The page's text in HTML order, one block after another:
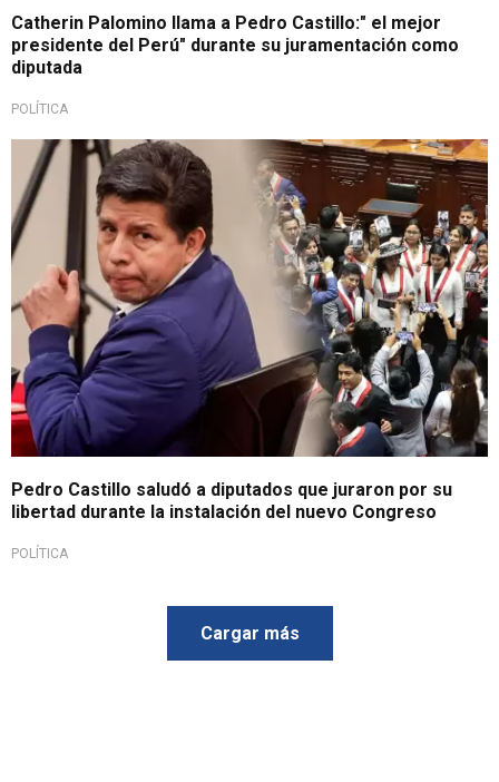
Catherin Palomino llama a Pedro Castillo:" el mejor
presidente del Perú" durante su juramentación como
diputada
POLÍTICA
Agradece respaldo
Pedro Castillo saludó a diputados que juraron por su
libertad durante la instalación del nuevo Congreso
POLÍTICA
Cargar más